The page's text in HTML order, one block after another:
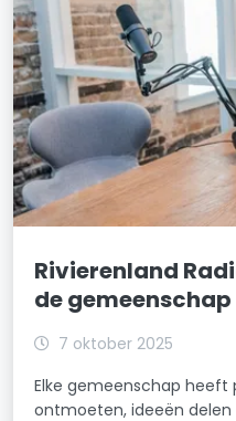
Rivierenland
de gemeenschap
7 oktober 2025
Elke gemeenschap heeft
ontmoeten, ideeën